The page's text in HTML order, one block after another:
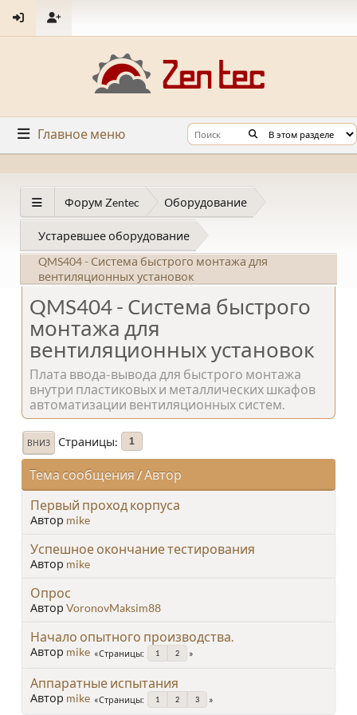
Главное меню
Форум Zentec Оборудование
Устаревшее оборудование
QMS404 - Система быстрого монтажа для
вентиляционных установок
QMS404 - Система быстрого
монтажа для
вентиляционных установок
Плата ввода-вывода для быстрого монтажа
внутри пластиковых и металлических шкафов
автоматизации вентиляционных систем.
ВНИЗ Страницы 1
Тема сообщения / Автор
Первый проход корпуса
Автор mike
Успешное окончание тестирования
Автор mike
Опрос
Автор VoronovMaksim88
Начало опытного производства.
Автор mike Страницы 1 2
Аппаратные испытания
Автор mike Страницы 1 2 3